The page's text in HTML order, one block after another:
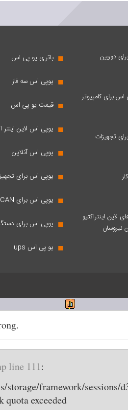
باتری یو پی اس
یوپی اس سه فاز
قیمت یو پی اس
یوپی اس لاین اینتر
یوپی اس آنلاین
یوپی اس برای
یوپی اس برای CT-SCAN
یوپی اس برای
یو پی اس ups
دوربین
برای کامپیوتر
تجهیزات
لاین اینتراکتیو
نیروسان
line 111:
framework/sessions/
exceeded